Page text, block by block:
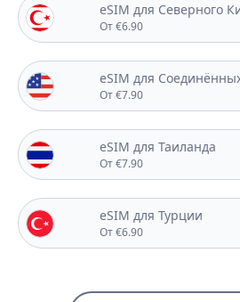
eSIM для Северного
От €6.90
eSIM для
От €7.90
eSIM для Таиланда
От €7.90
eSIM для Турции
От €6.90